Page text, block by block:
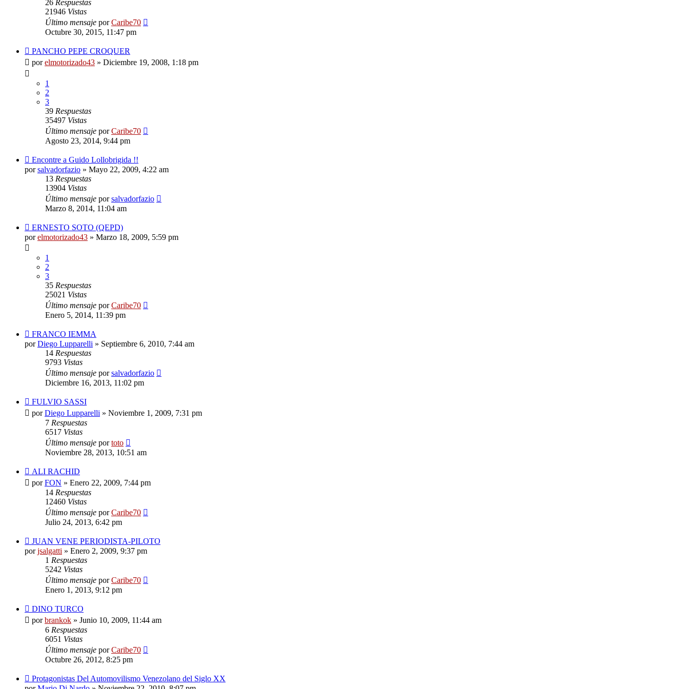
26 Respuestas
21946 Vistas
Último mensaje porCaribe70
Octubre 30, 2015, 11:47 pm
PANCHO PEPE CROQUER
porelmotorizado43 » Diciembre 19, 2008, 1:18 pm
1
2
3
39 Respuestas
35497 Vistas
Último mensaje porCaribe70
Agosto 23, 2014, 9:44 pm
Encontre a Guido Lollobrigida !!
porsalvadorfazio » Mayo 22, 2009, 4:22 am
13 Respuestas
13904 Vistas
Último mensaje porsalvadorfazio
Marzo 8, 2014, 11:04 am
ERNESTO SOTO (QEPD)
porelmotorizado43 » Marzo 18, 2009, 5:59 pm
1
2
3
35 Respuestas
25021 Vistas
Último mensaje porCaribe70
Enero 5, 2014, 11:39 pm
FRANCO IEMMA
porDiego Lupparelli » Septiembre 6, 2010, 7:44 am
14 Respuestas
9793 Vistas
Último mensaje porsalvadorfazio
Diciembre 16, 2013, 11:02 pm
FULVIO SASSI
porDiego Lupparelli » Noviembre 1, 2009, 7:31 pm
7 Respuestas
6517 Vistas
Último mensaje portoto
Noviembre 28, 2013, 10:51 am
ALI RACHID
porFON » Enero 22, 2009, 7:44 pm
14 Respuestas
12460 Vistas
Último mensaje porCaribe70
Julio 24, 2013, 6:42 pm
JUAN VENE PERIODISTA-PILOTO
porjsalgatti » Enero 2, 2009, 9:37 pm
1 Respuestas
5242 Vistas
Último mensaje porCaribe70
Enero 1, 2013, 9:12 pm
DINO TURCO
porbrankok » Junio 10, 2009, 11:44 am
6 Respuestas
6051 Vistas
Último mensaje porCaribe70
Octubre 26, 2012, 8:25 pm
Protagonistas Del Automovilismo Venezolano del Siglo XX